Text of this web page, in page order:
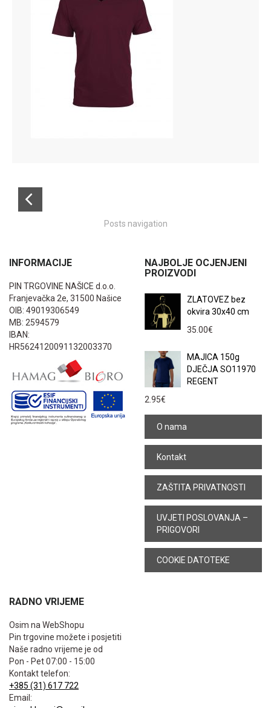
Posts navigation
INFORMACIJE
PIN TRGOVINE NAŠICE d.o.o.
Franjevačka 2e, 31500 Našice
OIB: 49019306549
MB: 2594579
IBAN:
HR5624120091132003370
NAJBOLJE OCJENJENI
PROIZVODI
ZLATOVEZ bez
okvira 30x40 cm
35.00€
MAJICA 150g
DJEČJA SO11970
REGENT
2.95€
O nama
Kontakt
ZAŠTITA PRIVATNOSTI
UVJETI POSLOVANJA –
PRIGOVORI
COOKIE DATOTEKE
RADNO VRIJEME
Osim na WebShopu
Pin trgovine možete i posjetiti
Naše radno vrijeme je od
Pon - Pet 07:00 - 15:00
Kontakt telefon:
+385 (31) 617 722
Email: